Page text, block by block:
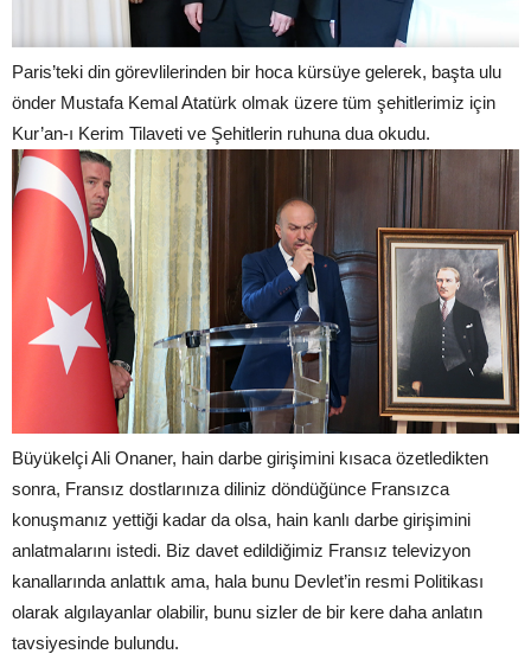
Paris’teki din görevlilerinden bir hoca kürsüye gelerek, başta ulu
önder Mustafa Kemal Atatürk olmak üzere tüm şehitlerimiz için
Kur’an-ı Kerim Tilaveti ve Şehitlerin ruhuna dua okudu.
Büyükelçi Ali Onaner, hain darbe girişimini kısaca özetledikten
sonra, Fransız dostlarınıza diliniz döndüğünce Fransızca
konuşmanız yettiği kadar da olsa, hain kanlı darbe girişimini
anlatmalarını istedi. Biz davet edildiğimiz Fransız televizyon
kanallarında anlattık ama, hala bunu Devlet’in resmi Politikası
olarak algılayanlar olabilir, bunu sizler de bir kere daha anlatın
tavsiyesinde bulundu.